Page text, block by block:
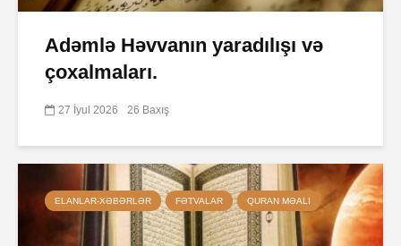
Adəmlə Həvvanın yaradılışı və
çoxalmaları.
27 İyul 2026 26 Baxış
ELANLAR-XƏBƏRLƏR FƏTVALAR QURAN MƏALI